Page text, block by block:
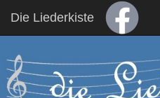
Die Liederkiste